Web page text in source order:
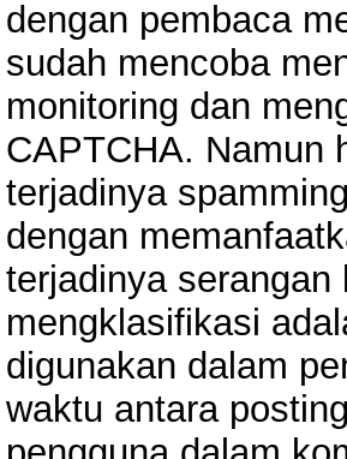
dengan pembaca
sudah mencoba
monitoring dan
CAPTCHA. Namun
terjadinya
dengan
terjadinya
mengklasifikasi
digunakan dalam
waktu antara